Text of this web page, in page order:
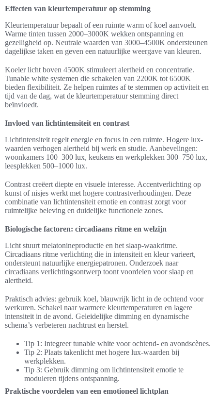
Effecten van kleurtemperatuur op stemming
Kleurtemperatuur bepaalt of een ruimte warm of koel aanvoelt.
Warme tinten tussen 2000–3000K wekken ontspanning en
gezelligheid op. Neutrale waarden van 3000–4500K ondersteunen
dagelijkse taken en geven een natuurlijke weergave van kleuren.
Koeler licht boven 4500K stimuleert alertheid en concentratie.
Tunable white systemen die schakelen van 2200K tot 6500K
bieden flexibiliteit. Ze helpen ruimtes af te stemmen op activiteit en
tijd van de dag, wat de kleurtemperatuur stemming direct
beïnvloedt.
Invloed van lichtintensiteit en contrast
Lichtintensiteit regelt energie en focus in een ruimte. Hogere lux-
waarden verhogen alertheid bij werk en studie. Aanbevelingen:
woonkamers 100–300 lux, keukens en werkplekken 300–750 lux,
leesplekken 500–1000 lux.
Contrast creëert diepte en visuele interesse. Accentverlichting op
kunst of nisjes werkt met hogere contrastverhoudingen. Deze
combinatie van lichtintensiteit emotie en contrast zorgt voor
ruimtelijke beleving en duidelijke functionele zones.
Biologische factoren: circadiaans ritme en welzijn
Licht stuurt melatonineproductie en het slaap-waakritme.
Circadiaans ritme verlichting die in intensiteit en kleur varieert,
ondersteunt natuurlijke energiepatronen. Onderzoek naar
circadiaans verlichtingsontwerp toont voordelen voor slaap en
alertheid.
Praktisch advies: gebruik koel, blauwrijk licht in de ochtend voor
werkuren. Schakel naar warmere kleurtemperaturen en lagere
intensiteit in de avond. Geleidelijke dimming en dynamische
schema’s verbeteren nachtrust en herstel.
Tip 1: Integreer tunable white voor ochtend- en avondscènes.
Tip 2: Plaats takenlicht met hogere lux-waarden bij
werkplekken.
Tip 3: Gebruik dimming om lichtintensiteit emotie te
moduleren tijdens ontspanning.
Praktische voordelen van een emotioneel lichtplan